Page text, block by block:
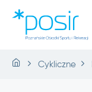
Cykliczne